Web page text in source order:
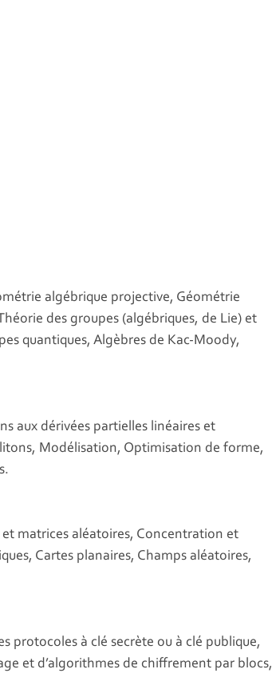
algébrique projective, Géométrie
des groupes (algébriques, de Lie) et
quantiques, Algèbres de Kac-Moody,
aux dérivées partielles linéaires et
Modélisation, Optimisation de forme,
matrices aléatoires, Concentration et
Cartes planaires, Champs aléatoires,
protocoles à clé secrète ou à clé publique,
et d’algorithmes de chiffrement par blocs,